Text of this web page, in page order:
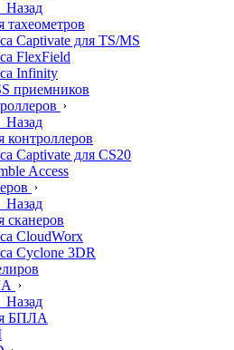
Назад
тахеометров
Captivate для TS/MS
FlexField
Infinity
приемников
Назад
контроллеров
Captivate для CS20
Access
Назад
сканеров
CloudWorx
Cyclone 3DR
Назад
БПЛА